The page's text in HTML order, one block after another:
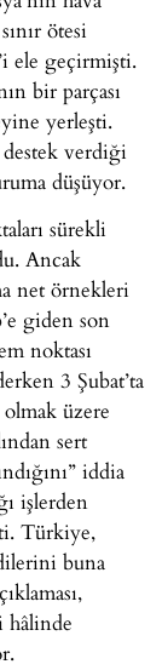
ötesi
ele geçirmişti.
bir parçası
yerleşti.
verdiği
düşüyor.
sürekli
Ancak
net örnekleri
giden son
noktası
3 Şubat’ta
üzere
sert
iddia
işlerden
Türkiye,
buna
hâlinde